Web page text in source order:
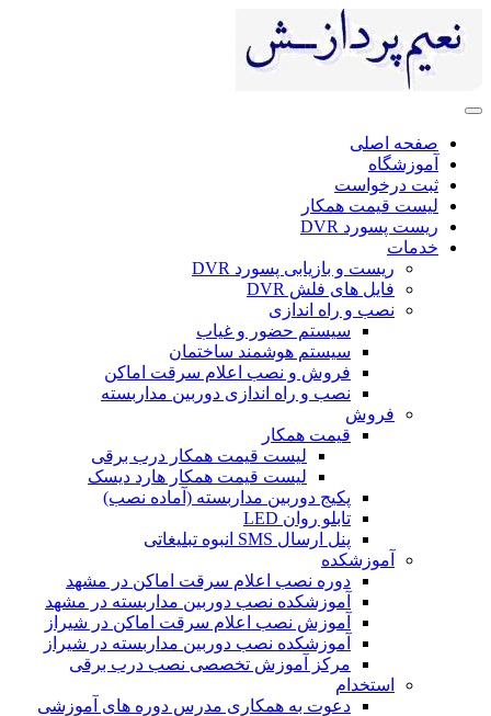
صفحه اصلی
آموزشگاه
ثبت درخواست
لیست قیمت همکار
ریست پسورد DVR
خدمات
ریست و بازیابی پسورد DVR
فایل های فلش DVR
نصب و راه اندازی
سیستم حضور و غیاب
سیستم هوشمند ساختمان
فروش و نصب اعلام سرقت اماکن
نصب و راه اندازی دوربین مداربسته
فروش
قیمت همکار
لیست قیمت همکار درب برقی
لیست قیمت همکار هارد دیسک
پکیج دوربین مداربسته (آماده نصب)
تابلو روان LED
پنل ارسال SMS انبوه تبلیغاتی
آموزشکده
دوره نصب اعلام سرقت اماکن در مشهد
آموزشکده نصب دوربین مداربسته در مشهد
آموزش نصب اعلام سرقت اماکن در شیراز
آموزشکده نصب دوربین مداربسته در شیراز
مرکز آموزش تخصصی نصب درب برقی
استخدام
دعوت به همکاری مدرس دوره های آموزشی